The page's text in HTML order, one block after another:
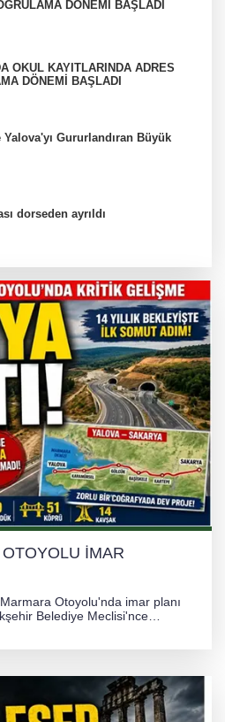
DÖNEMİ BAŞLADI
OKUL KAYITLARINDA ADRES
DÖNEMİ BAŞLADI
Gururlandıran Büyük
dorseden ayrıldı
Tüneli’nde feci kaza:
VAR, PEKİ EMEĞİN
NEREDE?
PANİK!
OTOYOLU İMAR
ASKIDA!
İMAR
Otoyolu'nda imar planı
Belediye Meclisi'nce